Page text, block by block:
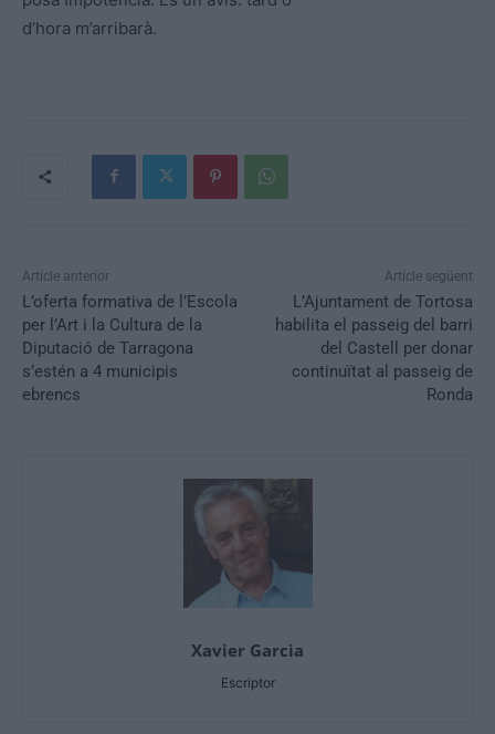
d’hora m’arribarà.
Article anterior
L’oferta formativa de l’Escola
per l’Art i la Cultura de la
Diputació de Tarragona
s’estén a 4 municipis
ebrencs
Article següent
L’Ajuntament de Tortosa
habilita el passeig del barri
del Castell per donar
continuïtat al passeig de
Ronda
Xavier Garcia
Escriptor